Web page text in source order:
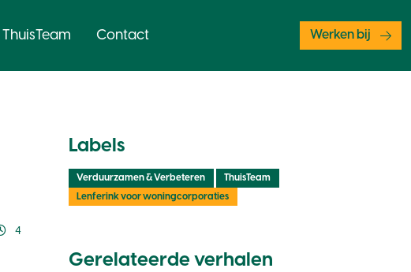
ThuisTeam Contact Werken bij
4
Labels
Verduurzamen & Verbeteren
ThuisTeam
Lenferink voor woningcorporaties
Gerelateerde verhalen